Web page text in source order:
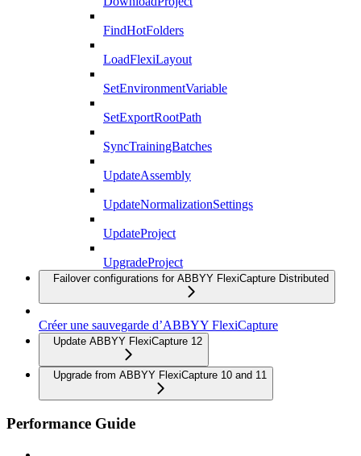
FindHotFolders
LoadFlexiLayout
SetEnvironmentVariable
SetExportRootPath
SyncTrainingBatches
UpdateAssembly
UpdateNormalizationSettings
UpdateProject
UpgradeProject
Failover configurations for ABBYY FlexiCapture Distributed
Créer une sauvegarde d’ABBYY FlexiCapture
Update ABBYY FlexiCapture 12
Upgrade from ABBYY FlexiCapture 10 and 11
Performance Guide